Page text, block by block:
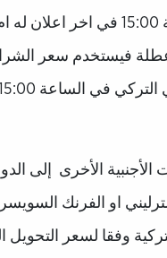
التركي في الساعة 15:00 في
فيستخدم سعر
الأجنبية الأخرى إلى
او الفرنك
وفقا لسعر